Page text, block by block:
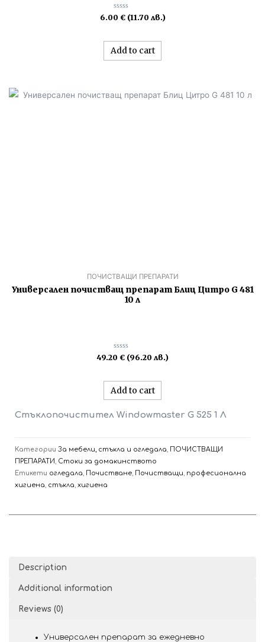
Rated
0
5
6.00 € (11.70 лв.)
Add to cart
ПОЧИСТВАЩИ ПРЕПАРАТИ
Универсален почистващ препарат Блиц Цитро G 481
10 л
Rated
0
5
49.20 € (96.20 лв.)
Add to cart
Стъклопочистител Windowmaster G 525 1 Л
Категории За мебели, стъкла и огледала, ПОЧИСТВАЩИ
ПРЕПАРАТИ, Стоки за домакинството
Етикети огледала, Почистване, Почистващи, професионална
хигиена, стъкла, хигиена
Description
Additional information
Reviews (0)
Универсален препарат за ежедневно